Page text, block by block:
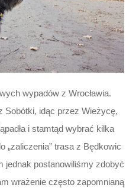
wypadów z Wrocławia.
Sobótki, idąc przez Wieżycę,
i stamtąd wybrać kilka
„zaliczenia” trasa z Będkowic
jednak postanowiliśmy zdobyć
wrażenie często zapomnianą